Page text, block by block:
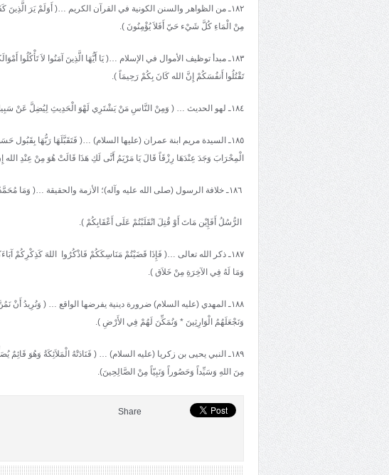
١٨٢ـ من الظواهر والسنن الكونية في القرآن الكريم …( أَوَلَمْ يَرَ الَّذِينَ
مِنْ الْمَاءِ كُلَّ شَيْء حَيّ أَفَلاَ يُؤْمِنُونَ ).
١٨٣ـ مبدأ توظيف الأموال في الإسلام …( يَا أَيُّهَا الَّذِينَ آمَنُوا لاَ
تَقْتُلُوا أَنفُسَكُمْ إِنَّ الله كَانَ بِكُمْ رَحِيمَاً ).
١٨٤ـ لهو الحديث … ( وَمِنْ النَّاسِ مَنْ يَشْتَرِي لَهْوَ الْحَدِيثِ لِيُضِلَّ عَنْ سَبِيلِ الله بِغَيْرِ عِلْم وَيَتَّخِذَهَا هُزُواً أُولَئِكَ لَهُمْ عَذَابٌ مُهِينٌ ).
١٨٥ـ السيدة مريم ابنة عمران (عليها السلام) …( فَتَقَبَّلَهَا رَبُّهَا بِقَبُول
الْمِحْرَابَ وَجَدَ عِنْدَهَا رِزْقَاً قَالَ يَا مَرْيَمُ أَنَّى لَكِ هَذَا قَالَتْ هُوَ مِنْ عِنْدِ
الرُّسُلُ أَفَإِيْن مَاتَ أَوْ قُتِلَ انْقَلَبْتُمْ عَلَى أَعْقَابِكُمْ ).
١٨٧ـ ذكر الله تعالى …( فَإِذَا قَضَيْتُمْ مَنَاسِكَكُمْ فَاذْكُرُوا اللهَ كَذِكْرِكُمْ
وَمَا لَهُ فِي الآخِرَةِ مِنْ خَلاَق ).
١٨٨ـ المهدي (عليه السلام) ضرورة دينية يفرضها الواقع … ( وَنُرِيدُ
وَنَجْعَلَهُمُ الْوَارِثِينَ * وَنُمَكِّنَ لَهُمْ فِي الأَرْضِ ).
١٨٩ـ النبي يحيى بن زكريا (عليه السلام) … ( فَنَادَتْهُ الْمَلاَئِكَةُ وَهُوَ
مِنَ اللهِ وَسَيِّداً وَحَصُوراً وَنَبِيّاً مِنْ الصَّالِحِينَ).
Share